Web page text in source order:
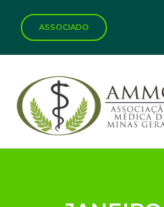
ASSOCIADO